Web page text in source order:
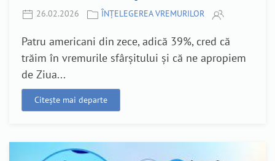
26.02.2026 ÎNȚELEGEREA VREMURILOR
Patru americani din zece, adică 39%, cred că
trăim în vremurile sfârșitului și că ne apropiem
de Ziua...
Citește mai departe